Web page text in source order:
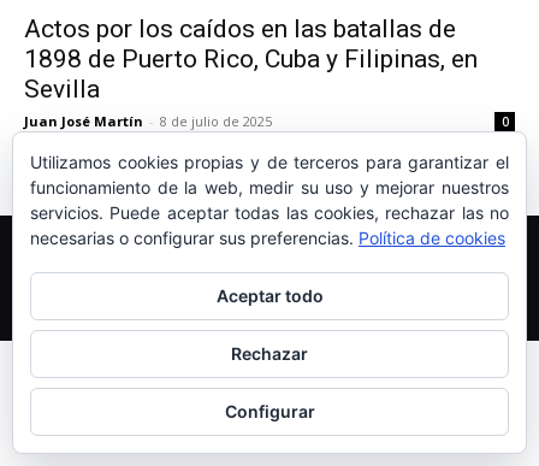
Actos por los caídos en las batallas de
1898 de Puerto Rico, Cuba y Filipinas, en
Sevilla
Juan José Martín - 8 de julio de 2025 0
Edición y Redacción Aviso legal
Política de cookies
Más información sobre las cookies
© Newspaper WordPress Theme by TagDiv
Utilizamos cookies propias y de terceros para garantizar el
funcionamiento de la web, medir su uso y mejorar nuestros
servicios. Puede aceptar todas las cookies, rechazar las no
necesarias o configurar sus preferencias. Política de cookies
Aceptar todo
Rechazar
Configurar